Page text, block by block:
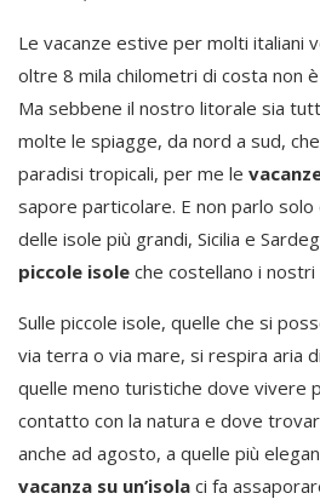
Le vacanze estive per molti italiani
oltre 8 mila chilometri di costa non
Ma sebbene il nostro litorale sia
molte le spiagge, da nord a sud,
paradisi tropicali, per me le
sapore particolare. E non parlo solo
delle isole più grandi, Sicilia e
piccole isole che costellano i nostri
Sulle piccole isole, quelle che si
via terra o via mare, si respira aria
quelle meno turistiche dove vivere
contatto con la natura e dove
anche ad agosto, a quelle più
vacanza su un’isola ci fa